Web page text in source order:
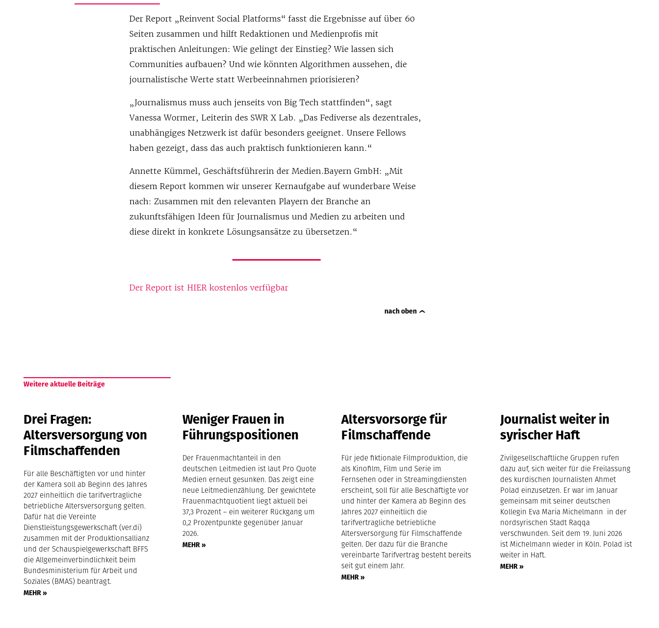
Der Report „Reinvent Social Platforms“ fasst die Ergebnisse auf über 60
Seiten zusammen und hilft Redaktionen und Medienprofis mit
praktischen Anleitungen: Wie gelingt der Einstieg? Wie lassen sich
Communities aufbauen? Und wie könnten Algorithmen aussehen, die
journalistische Werte statt Werbeeinnahmen priorisieren?
„Journalismus muss auch jenseits von Big Tech stattfinden“, sagt
Vanessa Wormer, Leiterin des SWR X Lab. „Das Fediverse als dezentrales,
unabhängiges Netzwerk ist dafür besonders geeignet. Unsere Fellows
haben gezeigt, dass das auch praktisch funktionieren kann.“
Annette Kümmel, Geschäftsführerin der Medien.Bayern GmbH: „Mit
diesem Report kommen wir unserer Kernaufgabe auf wunderbare Weise
nach: Zusammen mit den relevanten Playern der Branche an
zukunftsfähigen Ideen für Journalismus und Medien zu arbeiten und
diese direkt in konkrete Lösungsansätze zu übersetzen.“
Der Report ist HIER kostenlos verfügbar
nach oben
Weitere aktuelle Beiträge
Drei Fragen:
Altersversorgung von
Filmschaffenden
Für alle Beschäftigten vor und hinter
der Kamera soll ab Beginn des Jahres
2027 einheitlich die tarifvertragliche
betriebliche Altersversorgung gelten.
Dafür hat die Vereinte
Dienstleistungsgewerkschaft (ver.di)
zusammen mit der Produktionsallianz
und der Schauspielgewerkschaft BFFS
die Allgemeinverbindlichkeit beim
Bundesministerium für Arbeit und
Soziales (BMAS) beantragt.
MEHR »
Weniger Frauen in
Führungspositionen
Der Frauenmachtanteil in den
deutschen Leitmedien ist laut Pro Quote
Medien erneut gesunken. Das zeigt eine
neue Leitmedienzählung. Der gewichtete
Frauenmachtquotient liegt aktuell bei
37,3 Prozent – ein weiterer Rückgang um
0,2 Prozentpunkte gegenüber Januar
2026.
MEHR »
Altersvorsorge für
Filmschaffende
Für jede fiktionale Filmproduktion, die
als Kinofilm, Film und Serie im
Fernsehen oder in Streamingdiensten
erscheint, soll für alle Beschäftigte vor
und hinter der Kamera ab Beginn des
Jahres 2027 einheitlich die
tarifvertragliche betriebliche
Altersversorgung für Filmschaffende
gelten. Der dazu für die Branche
vereinbarte Tarifvertrag besteht bereits
seit gut einem Jahr.
MEHR »
Journalist weiter in
syrischer Haft
Zivilgesellschaftliche Gruppen rufen
dazu auf, sich weiter für die Freilassung
des kurdischen Journalisten Ahmet
Polad einzusetzen. Er war im Januar
gemeinsam mit seiner deutschen
Kollegin Eva Maria Michelmann in der
nordsyrischen Stadt Raqqa
verschwunden. Seit dem 19. Juni 2026
ist Michelmann wieder in Köln. Polad ist
weiter in Haft.
MEHR »